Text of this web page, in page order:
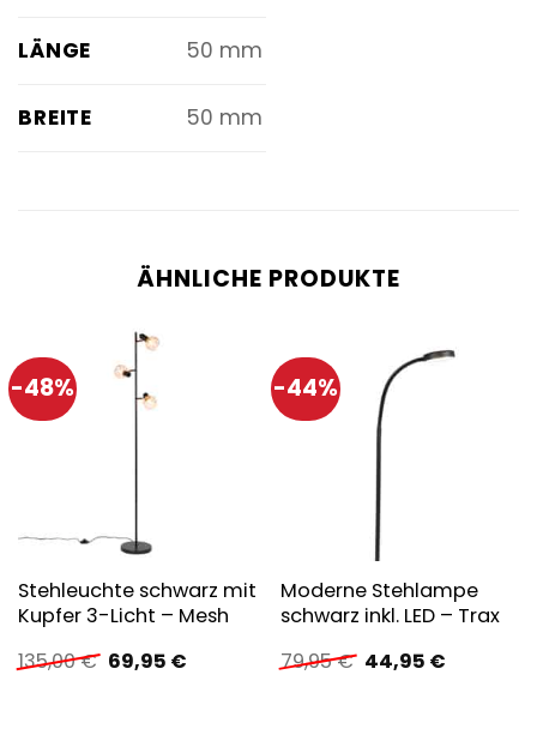
LÄNGE 50 mm
BREITE 50 mm
ÄHNLICHE PRODUKTE
-48%
Stehleuchte schwarz mit
Kupfer 3-Licht – Mesh
135,00€ Ursprünglicher
Preis
69,95 €Aktueller
-44%
Moderne Stehlampe
schwarz inkl. LED – Trax
79,95€ Ursprünglicher
Preis
44,95 €Aktueller